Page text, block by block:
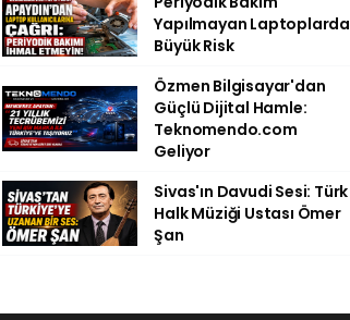
Yapılmayan Laptoplarda
Büyük Risk
Özmen Bilgisayar'dan
Güçlü Dijital Hamle:
Teknomendo.com
Geliyor
Sivas'ın Davudi Sesi: Türk
Halk Müziği Ustası Ömer
Şan